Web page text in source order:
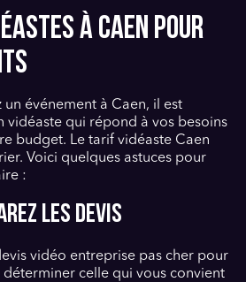
À CAEN POUR
événement à Caen, il est
vidéaste qui répond à vos besoins
budget. Le tarif vidéaste Caen
Voici quelques astuces pour
:
les devis
vidéo entreprise pas cher pour
celle qui vous convient